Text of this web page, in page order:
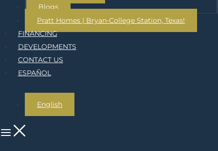
Blogs
Pratt Homes | Bryan-College Station, Texas!
FINANCING
DEVELOPMENTS
CONTACT US
ESPAÑOL
English